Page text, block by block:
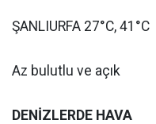
ŞANLIURFA 27°C, 41°C
Az bulutlu ve açık
DENİZLERDE HAVA